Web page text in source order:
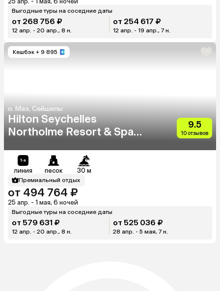
Выгодные туры на соседние даты
от 268 756 ₽
12 апр. - 20 апр., 8 н.
от 254 617 ₽
12 апр. - 19 апр., 7 н.
Кешбэк + 9 895
о. Маэ, Сейшелы
Hilton Seychelles
Northolme Resort & Spa
9.5
10 отзывов
линия песок 30 м
Премиальный отдых
от 494 764 ₽
25 апр. - 1 мая, 6 ночей
Выгодные туры на соседние даты
от 579 631 ₽
12 апр. - 20 апр., 8 н.
от 525 036 ₽
28 апр. - 5 мая, 7 н.